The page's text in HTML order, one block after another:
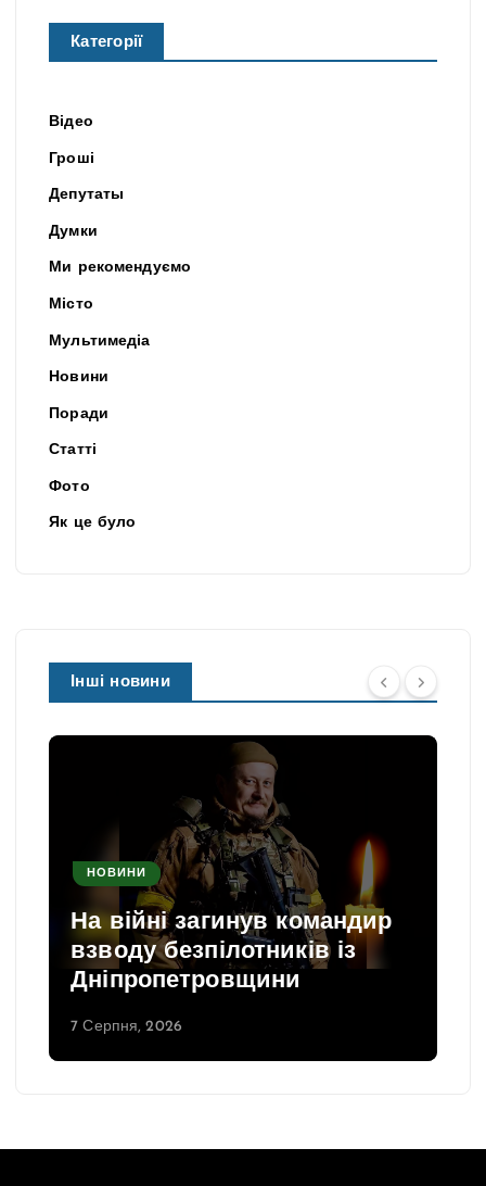
Категорії
Відео
Гроші
Депутаты
Думки
Ми рекомендуємо
Місто
Мультимедіа
Новини
Поради
Статті
Фото
Як це було
Інші новини
НОВИНИ
На війні загинув командир
взводу безпілотників із
Дніпропетровщини
7 Серпня, 2026